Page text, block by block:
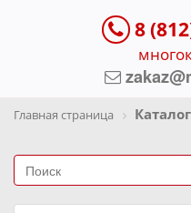
8
Главная страница